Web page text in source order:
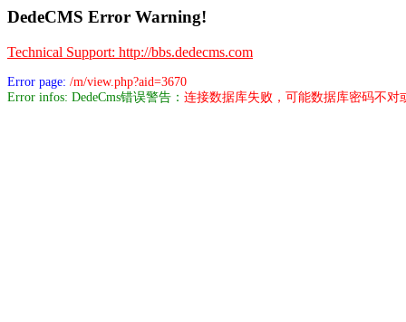
DedeCMS Error Warning!
Technical Support: http://bbs.dedecms.com
Error page: /m/view.php?aid=3670
Error infos: DedeCms错误警告： 连接数据库失败，可能数据库密码不对